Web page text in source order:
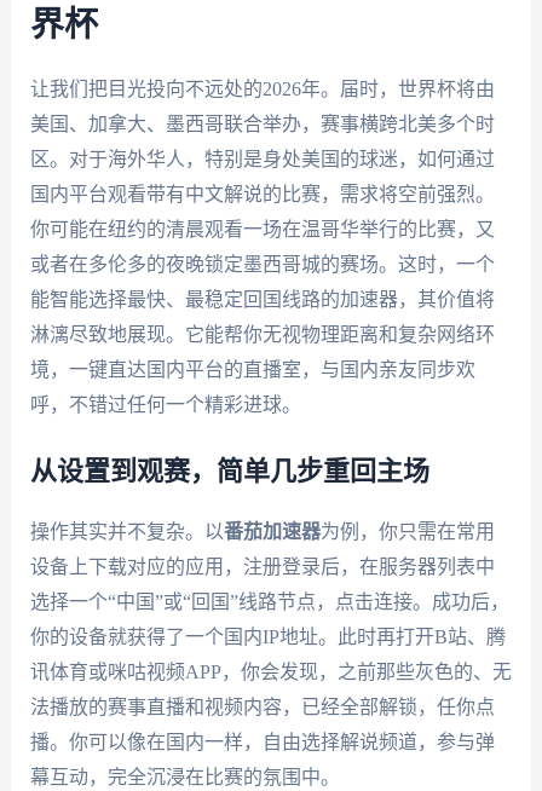
界杯
让我们把目光投向不远处的2026年。届时，世界杯将由
美国、加拿大、墨西哥联合举办，赛事横跨北美多个时
区。对于海外华人，特别是身处美国的球迷，如何通过
国内平台观看带有中文解说的比赛，需求将空前强烈。
你可能在纽约的清晨观看一场在温哥华举行的比赛，又
或者在多伦多的夜晚锁定墨西哥城的赛场。这时，一个
能智能选择最快、最稳定回国线路的加速器，其价值将
淋漓尽致地展现。它能帮你无视物理距离和复杂网络环
境，一键直达国内平台的直播室，与国内亲友同步欢
呼，不错过任何一个精彩进球。
从设置到观赛，简单几步重回主场
操作其实并不复杂。以番茄加速器为例，你只需在常用
设备上下载对应的应用，注册登录后，在服务器列表中
选择一个“中国”或“回国”线路节点，点击连接。成功后，
你的设备就获得了一个国内IP地址。此时再打开B站、腾
讯体育或咪咕视频APP，你会发现，之前那些灰色的、无
法播放的赛事直播和视频内容，已经全部解锁，任你点
播。你可以像在国内一样，自由选择解说频道，参与弹
幕互动，完全沉浸在比赛的氛围中。